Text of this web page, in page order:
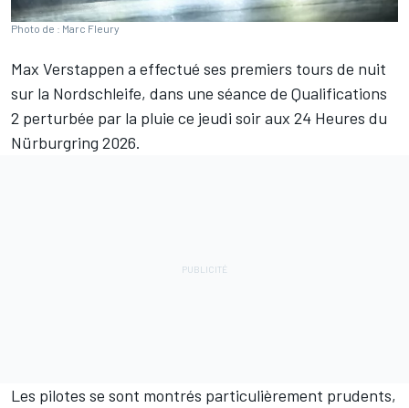
Photo de : Marc Fleury
Max Verstappen a effectué ses premiers tours de nuit
sur la Nordschleife, dans une séance de Qualifications
2 perturbée par la pluie ce jeudi soir aux 24 Heures du
Nürburgring 2026.
Les pilotes se sont montrés particulièrement prudents,